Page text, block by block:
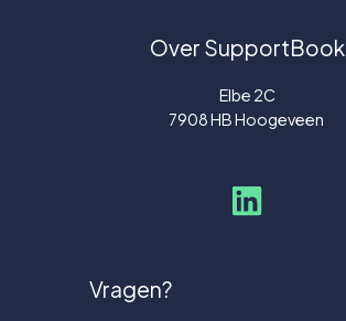
Over SupportBook
Elbe 2C
7908 HB Hoogeveen
Vragen?